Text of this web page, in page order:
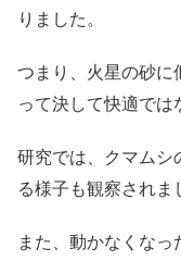
りました。
つまり、火星の砂に
って決して快適では
研究では、クマムシ
る様子も観察されま
また、動かなくな